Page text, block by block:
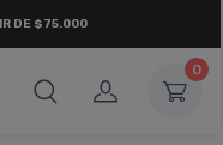
DE $75.000
0